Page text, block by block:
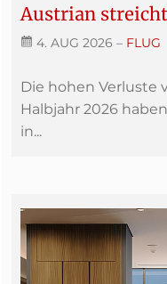
Austrian
4. AUG 2026 – FLUG
Die hohen Verluste
Halbjahr 2026
in...